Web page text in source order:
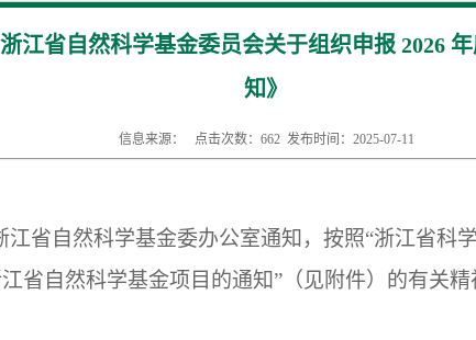
江省自然科学基金委员会关于组织申报 2026
知》
信息来源： 点击次数： 662发布时间：2025-07-11
江省自然科学基金委办公室通知，按照“浙江省科
省自然科学基金项目的通知”（见附件）的有关精